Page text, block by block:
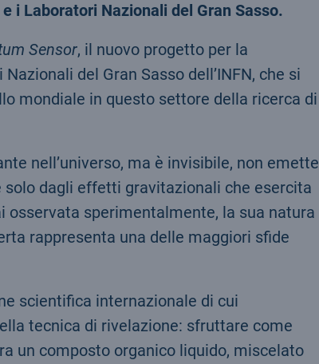
i Laboratori Nazionali del Gran Sasso.
Sensor, il nuovo progetto per la
del Gran Sasso dell’INFN, che si
mondiale in questo settore della ricerca di
nell’universo, ma è invisibile, non emette
solo dagli effetti gravitazionali che esercita
sperimentalmente, la sua natura
rappresenta una delle maggiori sfide
scientifica internazionale di cui
tecnica di rivelazione: sfruttare come
un composto organico liquido, miscelato